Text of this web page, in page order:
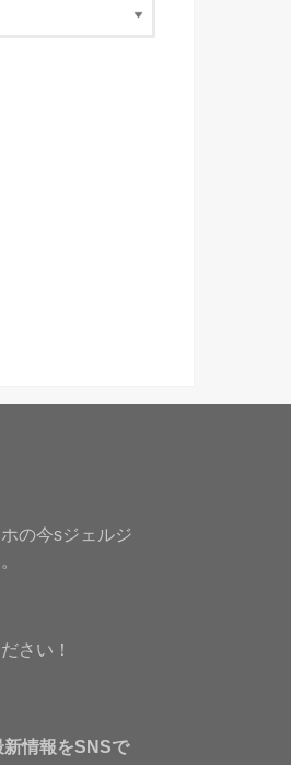
の今sジェルジ
さい！
新情報をSNSで